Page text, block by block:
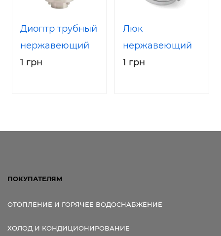
Диоптр трубный
нержавеющий
1 грн
Люк
нержавеющий
1 грн
ПОКУПАТЕЛЯМ
ОТОПЛЕНИЕ И ГОРЯЧЕЕ ВОДОСНАБЖЕНИЕ
ХОЛОД И КОНДИЦИОНИРОВАНИЕ